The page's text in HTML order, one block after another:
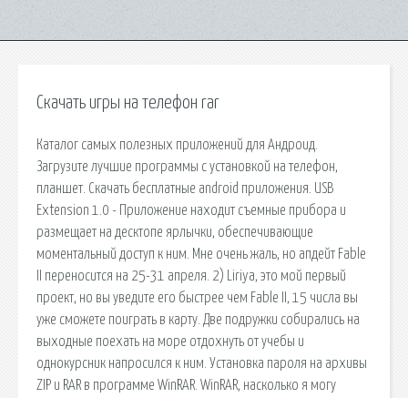
Скачать игры на телефон rar
Каталог самых полезных приложений для Андроид.
Загрузите лучшие программы с установкой на телефон,
планшет. Скачать бесплатные android приложения. USB
Extension 1.0 - Приложение находит съемные прибора и
размещает на десктопе ярлычки, обеспечивающие
моментальный доступ к ним. Мне очень жаль, но апдейт Fable
II переносится на 25-31 апреля. 2) Liriya, это мой первый
проект, но вы уведите его быстрее чем Fable II, 15 числа вы
уже сможете поиграть в карту. Две подружки собирались на
выходные поехать на море отдохнуть от учебы и
однокурсник напросился к ним. Установка пароля на архивы
ZIP и RAR в программе WinRAR. WinRAR, насколько я могу